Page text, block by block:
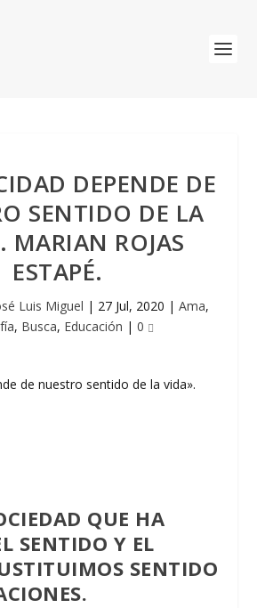
DEPENDE DE
SENTIDO DE LA
MARIAN ROJAS
ESTAPÉ.
Luis Miguel | 27 Jul, 2020 | Ama,
, Busca, Educación | 0
QUE HA
SENTIDO Y EL
SENTIDO